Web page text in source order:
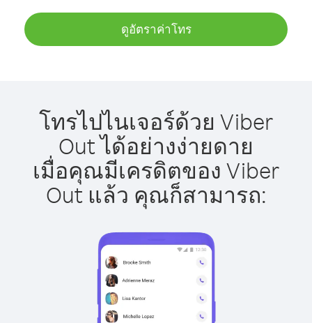
ดูอัตราค่าโทร
โทรไปไนเจอร์ด้วย Viber
Out ได้อย่างง่ายดาย
เมื่อคุณมีเครดิตของ Viber
Out แล้ว คุณก็สามารถ: